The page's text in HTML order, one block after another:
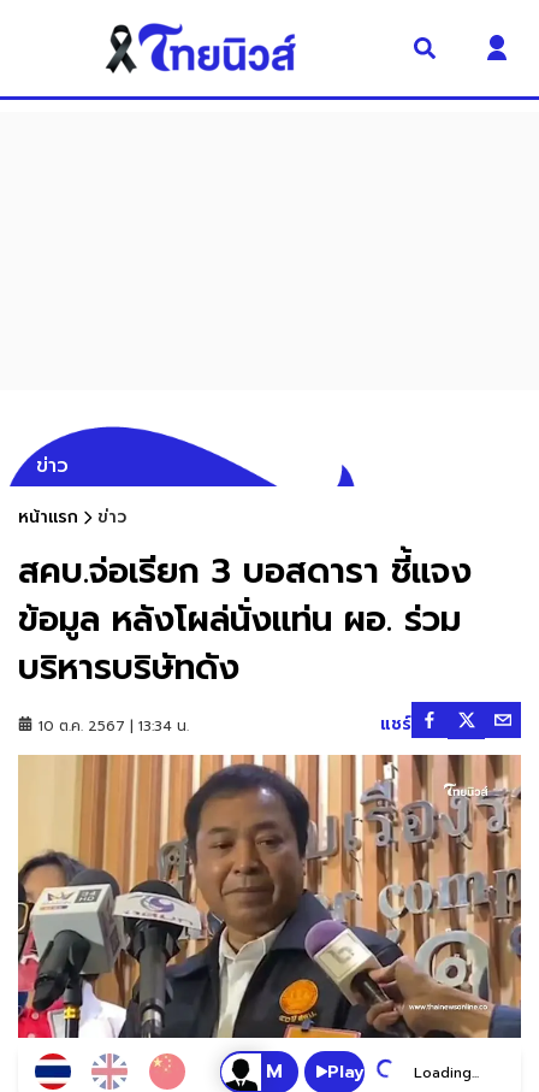
ข่าว
หน้าแรก ข่าว
สคบ.จ่อเรียก 3 บอสดารา ชี้แจง
ข้อมูล หลังโผล่นั่งแท่น ผอ. ร่วม
บริหารบริษัทดัง
10 ต.ค. 2567 | 13:34 น. แชร์
Play Loading...